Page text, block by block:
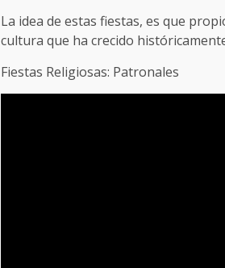
La idea de estas fiestas, es que
cultura que ha crecido
Fiestas Religiosas: Patronales